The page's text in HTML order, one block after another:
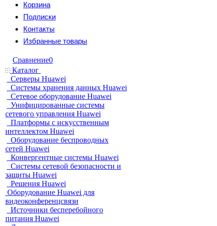
Корзина
Подписки
Контакты
Избранные товары
Сравнение0
Каталог
Серверы Huawei
Системы хранения данных Huawei
Сетевое оборудование Huawei
Унифицированные системы
сетевого управления Huawei
Платформы с искусственным
интеллектом Huawei
Оборудование беспроводных
сетей Huawei
Конвергентные системы Huawei
Системы сетевой безопасности и
защиты Huawei
Решения Huawei
Оборудование Huawei для
видеоконференцсвязи
Источники бесперебойного
питания Huawei